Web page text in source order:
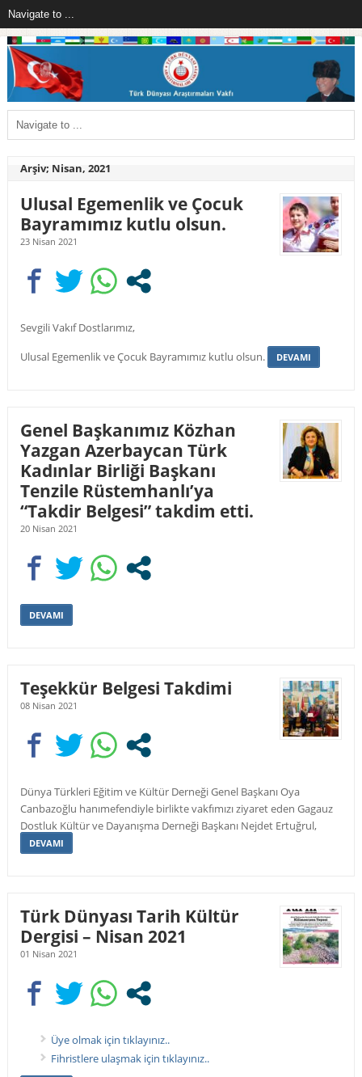
Arşiv; Nisan, 2021
Ulusal Egemenlik ve Çocuk
Bayramımız kutlu olsun.
23 Nisan 2021
Sevgili Vakıf Dostlarımız,
Ulusal Egemenlik ve Çocuk Bayramımız kutlu olsun.
DEVAMI
Genel Başkanımız Közhan
Yazgan Azerbaycan Türk
Kadınlar Birliği Başkanı
Tenzile Rüstemhanlı’ya
“Takdir Belgesi” takdim etti.
20 Nisan 2021
DEVAMI
Teşekkür Belgesi Takdimi
08 Nisan 2021
Dünya Türkleri Eğitim ve Kültür Derneği Genel Başkanı Oya
Canbazoğlu hanımefendiyle birlikte vakfımızı ziyaret eden Gagauz
Dostluk Kültür ve Dayanışma Derneği Başkanı Nejdet Ertuğrul,
DEVAMI
Türk Dünyası Tarih Kültür
Dergisi – Nisan 2021
01 Nisan 2021
Üye olmak için tıklayınız..
Fihristlere ulaşmak için tıklayınız..